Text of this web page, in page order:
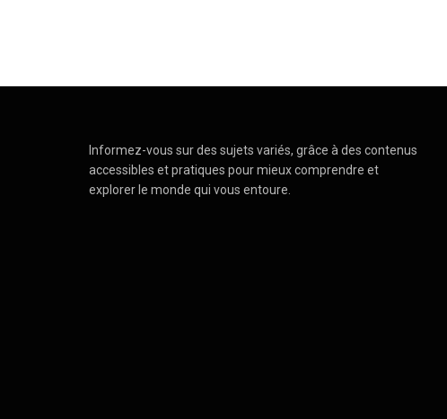
Informez-vous surdes sujets variés, grâce à des contenus
accessibles et pratiques pour mieux comprendre et
explorer le monde qui vous entoure.